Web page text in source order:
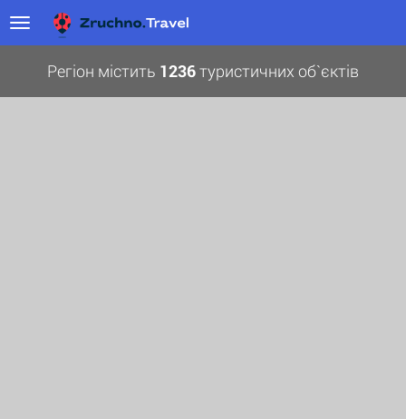
Регіон містить 1236туристичних об`єктів